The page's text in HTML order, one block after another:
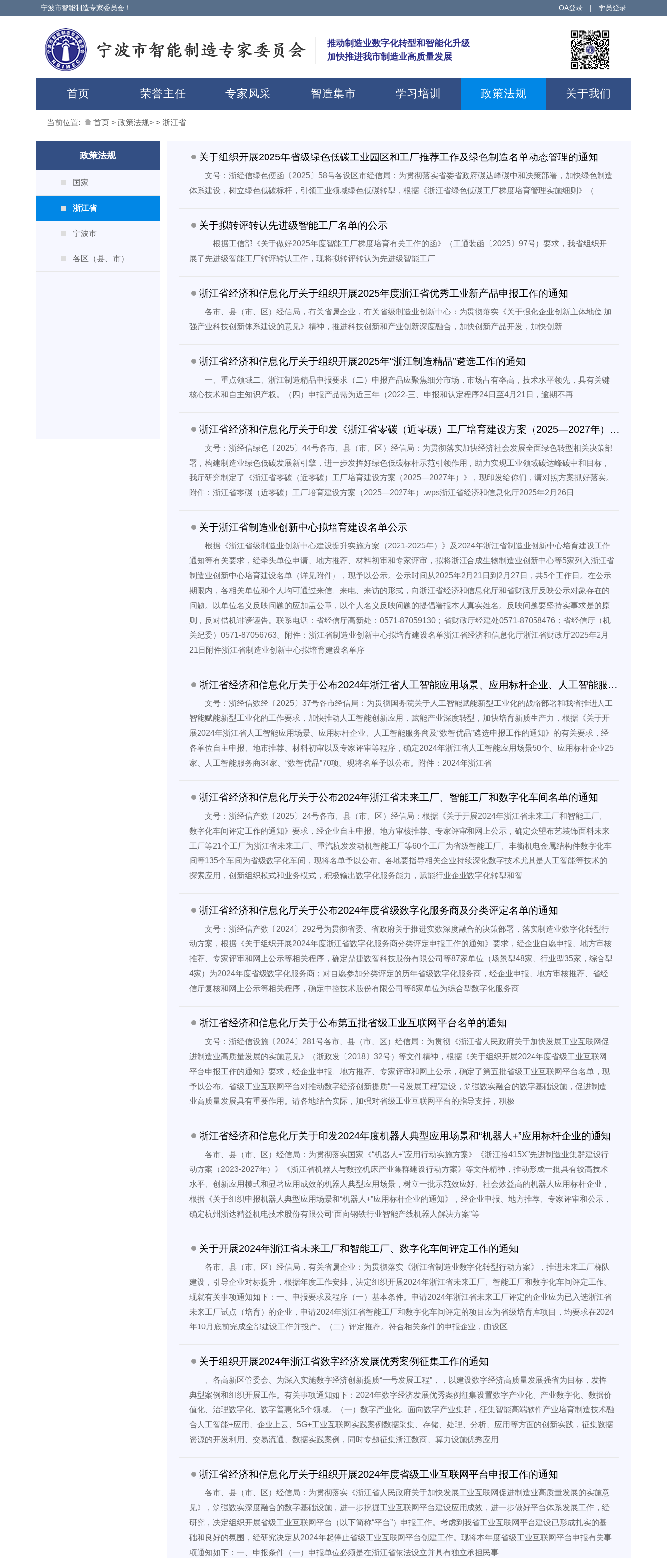
宁波市智能制造专家委员会！ OA登录 | 学员登录
推动制造业数字化转型和智能化升级
加快推进我市制造业高质量发展
首页 荣誉主任 专家风采 智造集市 学习培训 政策法规 关于我们
当前位置: 首页 > 政策法规> > 浙江省
政策法规
国家
浙江省
宁波市
各区（县、市）
关于组织开展2025年省级绿色低碳工业园区和工厂推荐工作及绿色制造名单动态管理的通知
文号：浙经信绿色便函〔2025〕58号各设区市经信局：为贯彻落实省委省政府碳达峰碳中和决策部署，加快绿色制造
体系建设，树立绿色低碳标杆，引领工业领域绿色低碳转型，根据《浙江省绿色低碳工厂梯度培育管理实施细则》（
关于拟转评转认先进级智能工厂名单的公示
根据工信部《关于做好2025年度智能工厂梯度培育有关工作的函》（工通装函〔2025〕97号）要求，我省组织开
展了先进级智能工厂转评转认工作，现将拟转评转认为先进级智能工厂
浙江省经济和信息化厅关于组织开展2025年度浙江省优秀工业新产品申报工作的通知
各市、县（市、区）经信局，有关省属企业，有关省级制造业创新中心：为贯彻落实《关于强化企业创新主体地位 加
强产业科技创新体系建设的意见》精神，推进科技创新和产业创新深度融合，加快创新产品开发，加快创新
浙江省经济和信息化厅关于组织开展2025年“浙江制造精品”遴选工作的通知
一、重点领域二、浙江制造精品申报要求（二）申报产品应聚焦细分市场，市场占有率高，技术水平领先，具有关键
核心技术和自主知识产权。（四）申报产品需为近三年（2022-三、申报和认定程序24日至4月21日，逾期不再
浙江省经济和信息化厅关于印发《浙江省零碳（近零碳）工厂培育建设方案（2025—2027年）》的通知
文号：浙经信绿色〔2025〕44号各市、县（市、区）经信局：为贯彻落实加快经济社会发展全面绿色转型相关决策部
署，构建制造业绿色低碳发展新引擎，进一步发挥好绿色低碳标杆示范引领作用，助力实现工业领域碳达峰碳中和目标，
我厅研究制定了《浙江省零碳（近零碳）工厂培育建设方案（2025—2027年）》，现印发给你们，请对照方案抓好落实。
附件：浙江省零碳（近零碳）工厂培育建设方案（2025—2027年）.wps浙江省经济和信息化厅2025年2月26日
关于浙江省制造业创新中心拟培育建设名单公示
根据《浙江省级制造业创新中心建设提升实施方案（2021-2025年）》及2024年浙江省制造业创新中心培育建设工作
通知等有关要求，经牵头单位申请、地方推荐、材料初审和专家评审，拟将浙江合成生物制造业创新中心等5家列入浙江省
制造业创新中心培育建设名单（详见附件），现予以公示。公示时间从2025年2月21日到2月27日，共5个工作日。在公示
期限内，各相关单位和个人均可通过来信、来电、来访的形式，向浙江省经济和信息化厅和省财政厅反映公示对象存在的
问题。以单位名义反映问题的应加盖公章，以个人名义反映问题的提倡署报本人真实姓名。反映问题要坚持实事求是的原
则，反对借机诽谤诬告。联系电话：省经信厅高新处：0571-87059130；省财政厅经建处0571-87058476；省经信厅（机
关纪委）0571-87056763。附件：浙江省制造业创新中心拟培育建设名单浙江省经济和信息化厅浙江省财政厅2025年2月
21日附件浙江省制造业创新中心拟培育建设名单序
浙江省经济和信息化厅关于公布2024年浙江省人工智能应用场景、应用标杆企业、人工智能服务商及“数智优品”名单的通知
文号：浙经信数经〔2025〕37号各市经信局：为贯彻国务院关于人工智能赋能新型工业化的战略部署和我省推进人工
智能赋能新型工业化的工作要求，加快推动人工智能创新应用，赋能产业深度转型，加快培育新质生产力，根据《关于开
展2024年浙江省人工智能应用场景、应用标杆企业、人工智能服务商及“数智优品”遴选申报工作的通知》的有关要求，经
各单位自主申报、地市推荐、材料初审以及专家评审等程序，确定2024年浙江省人工智能应用场景50个、应用标杆企业25
家、人工智能服务商34家、“数智优品”70项。现将名单予以公布。附件：2024年浙江省
浙江省经济和信息化厅关于公布2024年浙江省未来工厂、智能工厂和数字化车间名单的通知
文号：浙经信产数〔2025〕24号各市、县（市、区）经信局：根据《关于开展2024年浙江省未来工厂和智能工厂、
数字化车间评定工作的通知》要求，经企业自主申报、地方审核推荐、专家评审和网上公示，确定众望布艺装饰面料未来
工厂等21个工厂为浙江省未来工厂、重汽杭发发动机智能工厂等60个工厂为省级智能工厂、丰衡机电金属结构件数字化车
间等135个车间为省级数字化车间，现将名单予以公布。各地要指导相关企业持续深化数字技术尤其是人工智能等技术的
探索应用，创新组织模式和业务模式，积极输出数字化服务能力，赋能行业企业数字化转型和智
浙江省经济和信息化厅关于公布2024年度省级数字化服务商及分类评定名单的通知
文号：浙经信产数〔2024〕292号为贯彻省委、省政府关于推进实数深度融合的决策部署，落实制造业数字化转型行
动方案，根据《关于组织开展2024年度浙江省数字化服务商分类评定申报工作的通知》要求，经企业自愿申报、地方审核
推荐、专家评审和网上公示等相关程序，确定鼎捷数智科技股份有限公司等87家单位（场景型48家、行业型35家，综合型
4家）为2024年度省级数字化服务商；对自愿参加分类评定的历年省级数字化服务商，经企业申报、地方审核推荐、省经
信厅复核和网上公示等相关程序，确定中控技术股份有限公司等6家单位为综合型数字化服务商
浙江省经济和信息化厅关于公布第五批省级工业互联网平台名单的通知
文号：浙经信设施〔2024〕281号各市、县（市、区）经信局：为贯彻《浙江省人民政府关于加快发展工业互联网促
进制造业高质量发展的实施意见》（浙政发〔2018〕32号）等文件精神，根据《关于组织开展2024年度省级工业互联网
平台申报工作的通知》要求，经企业申报、地方推荐、专家评审和网上公示，确定了第五批省级工业互联网平台名单，现
予以公布。省级工业互联网平台对推动数字经济创新提质“一号发展工程”建设，筑强数实融合的数字基础设施，促进制造
业高质量发展具有重要作用。请各地结合实际，加强对省级工业互联网平台的指导支持，积极
浙江省经济和信息化厅关于印发2024年度机器人典型应用场景和“机器人+”应用标杆企业的通知
各市、县（市、区）经信局：为贯彻落实国家《“机器人+”应用行动实施方案》《浙江拾415X”先进制造业集群建设行
动方案（2023-2027年）》《浙江省机器人与数控机床产业集群建设行动方案》等文件精神，推动形成一批具有较高技术
水平、创新应用模式和显著应用成效的机器人典型应用场景，树立一批示范效应好、社会效益高的机器人应用标杆企业，
根据《关于组织申报机器人典型应用场景和“机器人+”应用标杆企业的通知》，经企业申报、地方推荐、专家评审和公示，
确定杭州浙达精益机电技术股份有限公司“面向钢铁行业智能产线机器人解决方案”等
关于开展2024年浙江省未来工厂和智能工厂、数字化车间评定工作的通知
各市、县（市、区）经信局，有关省属企业：为贯彻落实《浙江省制造业数字化转型行动方案》，推进未来工厂梯队
建设，引导企业对标提升，根据年度工作安排，决定组织开展2024年浙江省未来工厂、智能工厂和数字化车间评定工作。
现就有关事项通知如下：一、申报要求及程序（一）基本条件。申请2024年浙江省未来工厂评定的企业应为已入选浙江省
未来工厂试点（培育）的企业，申请2024年浙江省智能工厂和数字化车间评定的项目应为省级培育库项目，均要求在2024
年10月底前完成全部建设工作并投产。（二）评定推荐。符合相关条件的申报企业，由设区
关于组织开展2024年浙江省数字经济发展优秀案例征集工作的通知
、各高新区管委会、为深入实施数字经济创新提质“一号发展工程”，，以建设数字经济高质量发展强省为目标，发挥
典型案例和组织开展工作。有关事项通知如下：2024年数字经济发展优秀案例征集设置数字产业化、产业数字化、数据价
值化、治理数字化、数字普惠化5个领域。（一）数字产业化。面向数字产业集群，征集智能高端软件产业培育制造技术融
合人工智能+应用、企业上云、5G+工业互联网实践案例数据采集、存储、处理、分析、应用等方面的创新实践，征集数据
资源的开发利用、交易流通、数据实践案例，同时专题征集浙江数商、算力设施优秀应用
浙江省经济和信息化厅关于组织开展2024年度省级工业互联网平台申报工作的通知
各市、县（市、区）经信局：为贯彻落实《浙江省人民政府关于加快发展工业互联网促进制造业高质量发展的实施意
见》，筑强数实深度融合的数字基础设施，进一步挖掘工业互联网平台建设应用成效，进一步做好平台体系发展工作，经
研究，决定组织开展省级工业互联网平台（以下简称“平台”）申报工作。考虑到我省工业互联网平台建设已形成扎实的基
础和良好的氛围，经研究决定从2024年起停止省级工业互联网平台创建工作。现将本年度省级工业互联网平台申报有关事
项通知如下：一、申报条件（一）申报单位必须是在浙江省依法设立并具有独立承担民事